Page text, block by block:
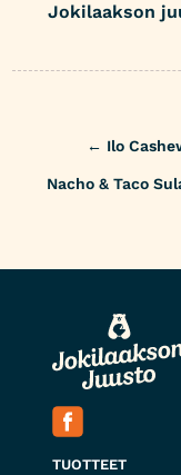
Jokilaakson
navigation
← Ilo
Nacho & Taco
TUOTTEET